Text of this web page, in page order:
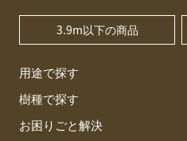
3.9m以下の商品
用途で探す
樹種で探す
お困りごと解決